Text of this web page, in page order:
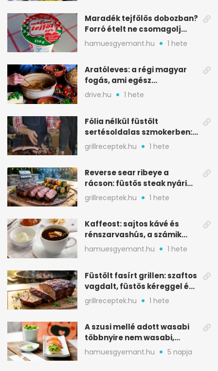
Maradék tejfölös dobozban?
Forró ételt ne csomagolj
ilyen tégelybe
hamuesgyemant.hu 1 hete
Aratóleves: a régi magyar
fogás, ami egész
csapatokat jóllakatott
drive.hu 1 hete
Fólia nélkül füstölt
sertésoldalas szmokerben:
ropogós bark, 6 óra
grillreceptek.hu 1 hete
Reverse sear ribeye a
rácson: füstös steak nyári
tökkebabbal
grillreceptek.hu 1 hete
Kaffeost: sajtos kávé és
rénszarvashús, a számik
melegítő itala
hamuesgyemant.hu 1 hete
Füstölt fasírt grillen: szaftos
vagdalt, füstös kéreggel és
BBQ mázzal
grillreceptek.hu 1 hete
A szusi mellé adott wasabi
többnyire nem wasabi,
hanem fűszerkeverék
hamuesgyemant.hu 5 napja